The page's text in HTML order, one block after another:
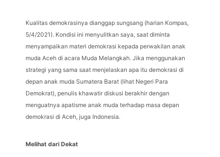
Kualitas demokrasinya dianggap sungsang (harian Kompas,
5/4/2021). Kondisi ini menyulitkan saya, saat diminta
menyampaikan materi demokrasi kepada perwakilan anak
muda Aceh di acara Muda Melangkah. Jika menggunakan
strategi yang sama saat menjelaskan apa itu demokrasi di
depan anak muda Sumatera Barat (lihat Negeri Para
Demokrat), penulis khawatir diskusi berakhir dengan
menguatnya apatisme anak muda terhadap masa depan
demokrasi di Aceh, juga Indonesia.
Melihat dari Dekat